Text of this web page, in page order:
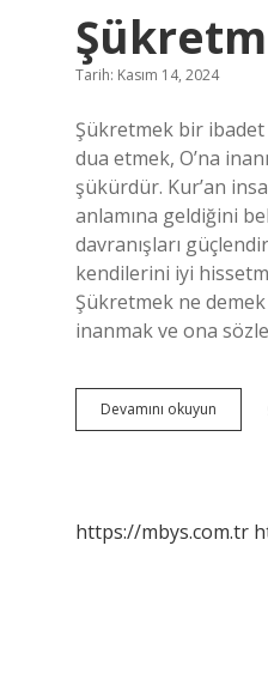
Tarih: Kasım 14, 2024
Şükretmek bir ibadet
dua etmek, O’na
şükürdür. Kur’an
anlamına geldiğini
davranışları
kendilerini iyi
Şükretmek ne
inanmak ve ona
Devamını okuyun
Ibadet
https://mbys.com.tr